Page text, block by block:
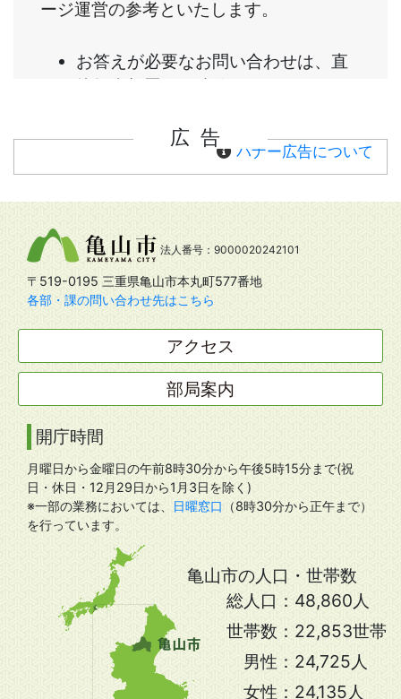
広告
バナー広告について
法人番号：9000020242101
〒519-0195 三重県亀山市本丸町577番地
各部・課の問い合わせ先はこちら
アクセス
部局案内
開庁時間
月曜日から金曜日の午前8時30分から午後5時15分まで(祝
日・休日・12月29日から1月3日を除く)
※一部の業務においては、
日曜窓口
（8時30分から正午まで）
を行っています。
亀山市の人口・世帯数
総人口： 48,860人
世帯数： 22,853世帯
男性： 24,725人
女性： 24,135人